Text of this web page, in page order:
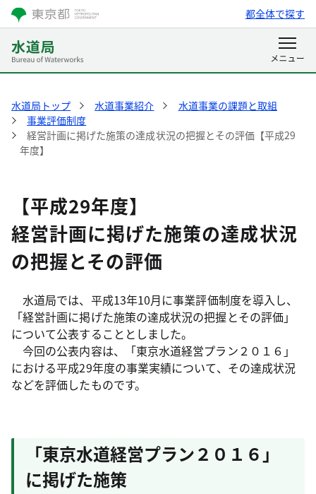
都全体で探す
水道局トップ 水道事業紹介
水道事業の課題と取組
事業評価制度
経営計画に掲げた施策の達成状況の把握とその評価【平成29
年度】
【平成29年度】
経営計画に掲げた施策の達成状況
の把握とその評価
水道局では、平成13年10月に事業評価制度を導入し、
「経営計画に掲げた施策の達成状況の把握とその評価」
について公表することとしました。
今回の公表内容は、「東京水道経営プラン２０１６」
における平成29年度の事業実績について、その達成状況
などを評価したものです。
「東京水道経営プラン２０１６」
に掲げた施策